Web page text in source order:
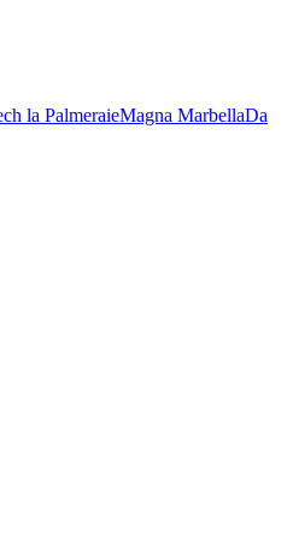
la PalmeraieMagna MarbellaDa